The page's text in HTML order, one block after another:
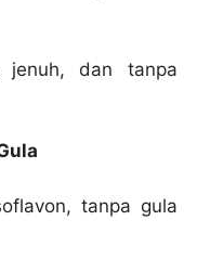
jenuh, dan tanpa
tanpa gula